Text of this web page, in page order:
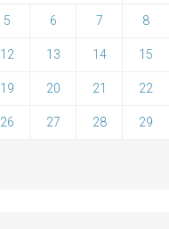
5 6 7 8
12 13 14 15
19 20 21 22
26 27 28 29